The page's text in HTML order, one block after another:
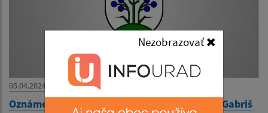
05.04.2024
Oznámenie - doručovanie písomnosti - Lukáš Gabriš
Nezobrazovať